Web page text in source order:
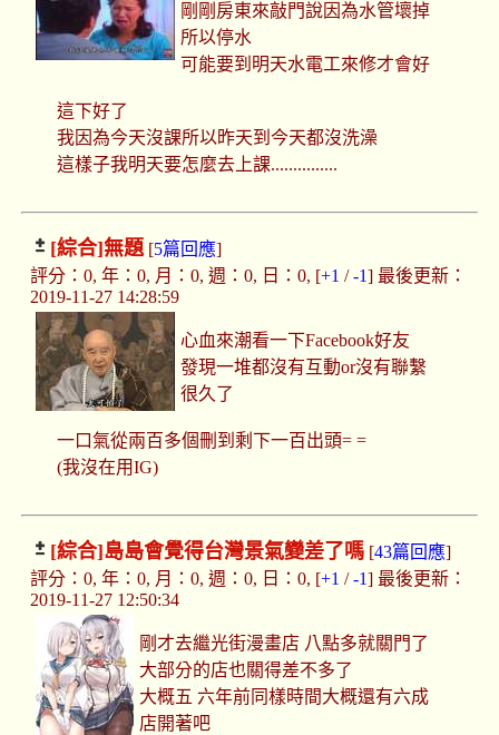
剛剛房東來敲門說因為水管壞掉
所以停水
可能要到明天水電工來修才會好
這下好了
我因為今天沒課所以昨天到今天都沒洗澡
這樣子我明天要怎麼去上課...............
[綜合]無題[5篇回應]
評分：0, 年：0, 月：0, 週：0, 日：0, [+1 /-1] 最後更新：
2019-11-27 14:28:59
心血來潮看一下Facebook好友
發現一堆都沒有互動or沒有聯繫
很久了
一口氣從兩百多個刪到剩下一百出頭= =
(我沒在用IG)
[綜合]島島會覺得台灣景氣變差了嗎[43篇回應]
評分：0, 年：0, 月：0, 週：0, 日：0, [+1 /-1] 最後更新：
2019-11-27 12:50:34
剛才去繼光街漫畫店 八點多就關門了
大部分的店也關得差不多了
大概五 六年前同樣時間大概還有六成
店開著吧